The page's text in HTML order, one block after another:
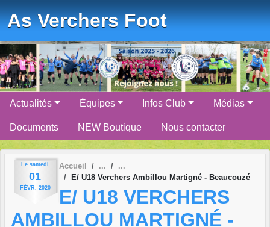
As Verchers Foot
Actualités Équipes Infos Club Médias
Documents NEW Boutique Nous contacter
Le samedi
01
FÉVR. 2020
Accueil
E/ U18 Verchers Ambillou Martigné - Beaucouzé
E/ U18 VERCHERS
AMBILLOU MARTIGNÉ -